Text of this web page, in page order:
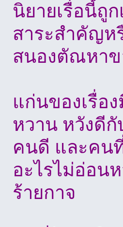
นิยายเรื่อนี้ถู
สาระสำคัญห
สนองตัณหาข
แก่นของเรื่อ
หวาน หวังดีกั
คนดี และคน
อะไรไม่อ่อน
ร้ายกาจ